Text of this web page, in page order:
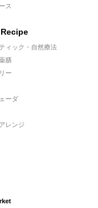
ス
ィック・自然療法
膳
ー
ーダ
レンジ